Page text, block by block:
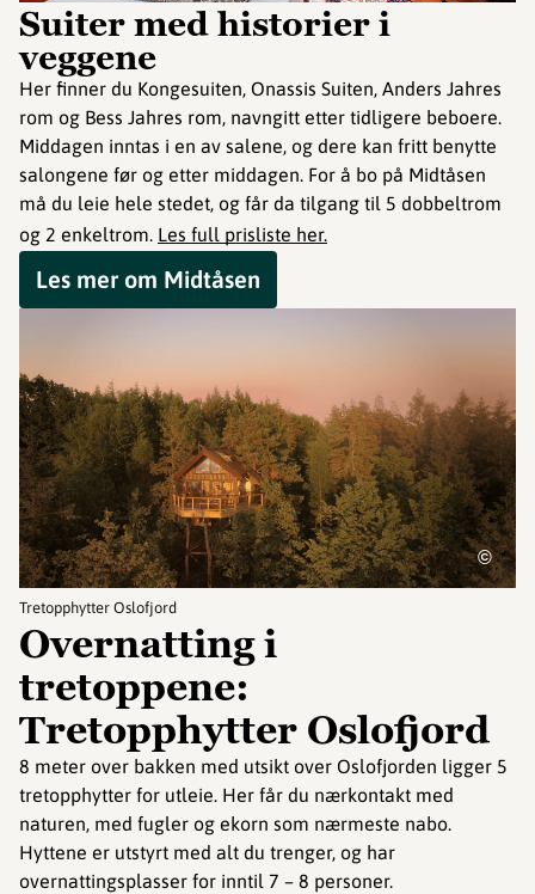
Suiter med historier i
veggene
Her finner du Kongesuiten, Onassis Suiten, Anders Jahres
rom og Bess Jahres rom, navngitt etter tidligere beboere.
Middagen inntas i en av salene, og dere kan fritt benytte
salongene før og etter middagen. For å bo på Midtåsen
må du leie hele stedet, og får da tilgang til 5 dobbeltrom
og 2 enkeltrom. Les full prisliste her.
Les mer om Midtåsen
©
Tretopphytter Oslofjord
Overnatting i
tretoppene:
Tretopphytter Oslofjord
8 meter over bakken med utsikt over Oslofjorden ligger 5
tretopphytter for utleie. Her får du nærkontakt med
naturen, med fugler og ekorn som nærmeste nabo.
Hyttene er utstyrt med alt du trenger, og har
overnattingsplasser for inntil 7 – 8 personer.